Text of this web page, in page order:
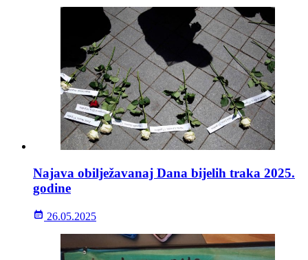
Najava obilježavanaj Dana bijelih traka 2025.
godine
26.05.2025